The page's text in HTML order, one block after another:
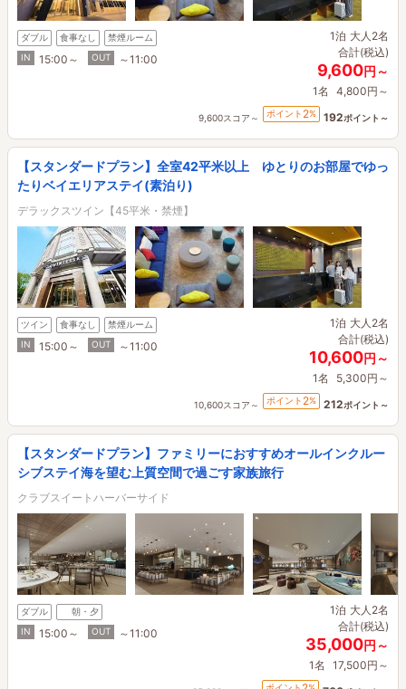
ダブル 食事なし
禁煙ルーム
IN
15:00～ OUT ～11:00
1泊 大人2名
合計(税込)
9,600円～
1名 4,800円～
9,600スコア～ ポイント 2% 192ポイント～
【スタンダードプラン】全室42平米以上 ゆとりのお部屋でゆっ
たりベイエリアステイ(素泊り)
デラックスツイン【45平米・禁煙】
ツイン 食事なし
禁煙ルーム
IN
15:00～ OUT ～11:00
1泊 大人2名
合計(税込)
10,600円～
1名 5,300円～
10,600スコア～ ポイント 2% 212ポイント～
【スタンダードプラン】ファミリーにおすすめオールインクルー
シブステイ海を望む上質空間で過ごす家族旅行
クラブスイートハーバーサイド
ダブル
朝・夕
IN
15:00～ OUT ～11:00
1泊 大人2名
合計(税込)
35,000円～
1名 17,500円～